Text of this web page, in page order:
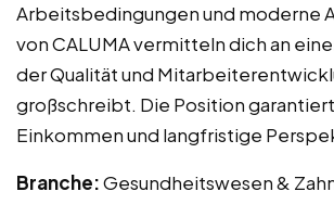
Arbeitsbedingungen und moderne
von CALUMA vermitteln dich an
der Qualität und
großschreibt. Die Position
Einkommen und langfristige
Branche:Gesundheitswesen &